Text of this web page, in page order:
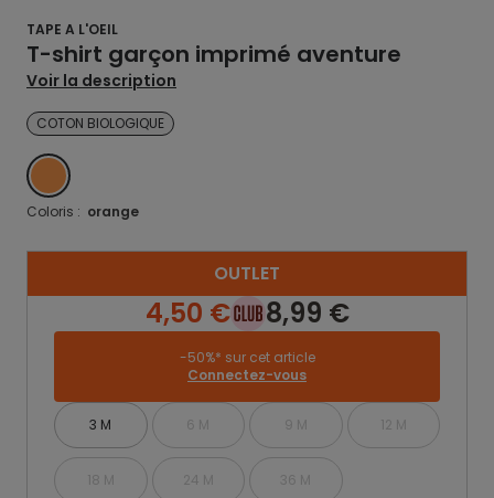
TAPE A L'OEIL
T-shirt garçon imprimé aventure
Voir la description
COTON BIOLOGIQUE
ORANGE
Coloris : orange
OUTLET
4,50 € 8,99 €
-50%* sur cet article
Connectez-vous
3 M 6 M 9 M 12 M
18 M 24 M
36 M